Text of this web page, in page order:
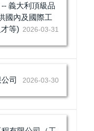
-- 義大利頂級品
國內及國際工
等) 2026-03-31
司 2026-03-30